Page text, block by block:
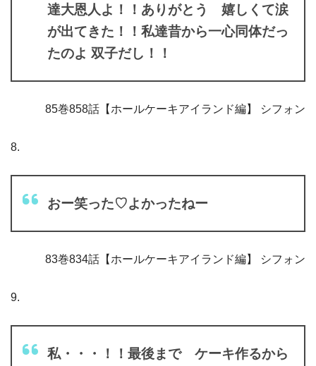
達大恩人よ！！ありがとう 嬉しくて涙
が出てきた！！私達昔から一心同体だっ
たのよ 双子だし！！
85巻858話【ホールケーキアイランド編】 シフォン
8.
おー笑った♡よかったねー
83巻834話【ホールケーキアイランド編】 シフォン
9.
私・・・！！最後まで ケーキ作るから